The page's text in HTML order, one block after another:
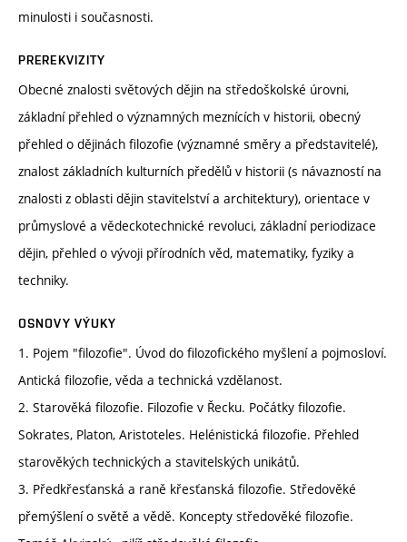
minulosti i současnosti.
PREREKVIZITY
Obecné znalosti světových dějin na středoškolské úrovni,
základní přehled o významných meznících v historii, obecný
přehled o dějinách filozofie (významné směry a představitelé),
znalost základních kulturních předělů v historii (s návazností na
znalosti z oblasti dějin stavitelství a architektury), orientace v
průmyslové a vědeckotechnické revoluci, základní periodizace
dějin, přehled o vývoji přírodních věd, matematiky, fyziky a
techniky.
OSNOVY VÝUKY
1. Pojem "filozofie". Úvod do filozofického myšlení a pojmosloví.
Antická filozofie, věda a technická vzdělanost.
2. Starověká filozofie. Filozofie v Řecku. Počátky filozofie.
Sokrates, Platon, Aristoteles. Helénistická filozofie. Přehled
starověkých technických a stavitelských unikátů.
3. Předkřesťanská a raně křesťanská filozofie. Středověké
přemýšlení o světě a vědě. Koncepty středověké filozofie.